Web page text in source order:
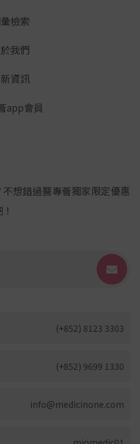
檢索
我們
資訊
app會員
想錯過醫專薈獨家限定優惠
(+852) 8123 3303
(+852) 9699 1330
info@medicinone.com